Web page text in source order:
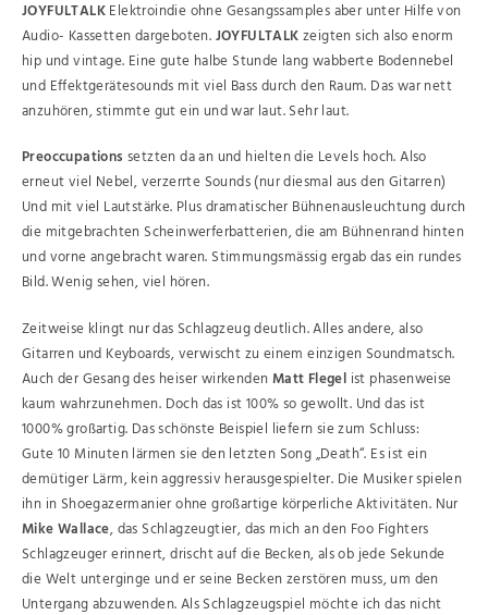
JOYFULTALKElektroindie ohne Gesangssamples aber unter Hilfe von
Audio- Kassetten dargeboten.JOYFULTALKzeigten sich also enorm
hip und vintage. Eine gute halbe Stunde lang wabberte Bodennebel
und Effektgerätesounds mit viel Bass durch den Raum. Das war nett
anzuhören, stimmte gut ein und war laut. Sehr laut.
Preoccupations setzten da an und hielten die Levels hoch. Also
erneut viel Nebel, verzerrte Sounds (nur diesmal aus den Gitarren)
Und mit viel Lautstärke. Plus dramatischer Bühnenausleuchtung durch
die mitgebrachten Scheinwerferbatterien, die am Bühnenrand hinten
und vorne angebracht waren. Stimmungsmässig ergab das ein rundes
Bild. Wenig sehen, viel hören.
Zeitweise klingt nur das Schlagzeug deutlich. Alles andere, also
Gitarren und Keyboards, verwischt zu einem einzigen Soundmatsch.
Auch der Gesang des heiser wirkendenMatt Flegel ist phasenweise
kaum wahrzunehmen. Doch das ist 100% so gewollt. Und das ist
1000% großartig. Das schönste Beispiel liefern sie zum Schluss:
Gute 10 Minuten lärmen sie den letzten Song „Death“. Es ist ein
demütiger Lärm, kein aggressiv herausgespielter. Die Musiker spielen
ihn in Shoegazermanier ohne großartige körperliche Aktivitäten. Nur
Mike Wallace, das Schlagzeugtier, das mich an den Foo Fighters
Schlagzeuger erinnert, drischt auf die Becken, als ob jede Sekunde
die Welt unterginge und er seine Becken zerstören muss, um den
Untergang abzuwenden. Als Schlagzeugspiel möchte ich das nicht